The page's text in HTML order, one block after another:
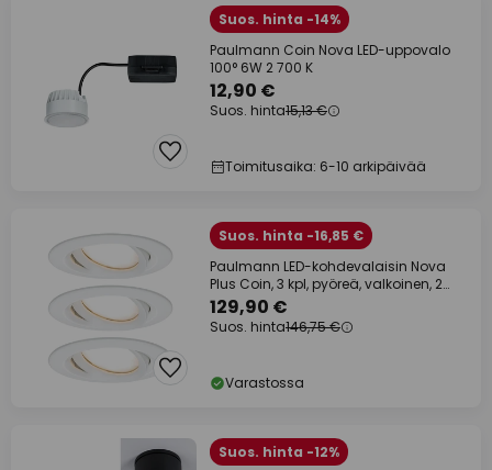
Suos. hinta -14%
Paulmann Coin Nova LED-uppovalo
100° 6W 2 700 K
12,90 €
Suos. hinta15,13 €
Toimitusaika: 6-10 arkipäivää
Suos. hinta -16,85 €
Paulmann LED-kohdevalaisin Nova
Plus Coin, 3 kpl, pyöreä, valkoinen, 2
700 K,
129,90 €
Suos. hinta146,75 €
Varastossa
Suos. hinta -12%